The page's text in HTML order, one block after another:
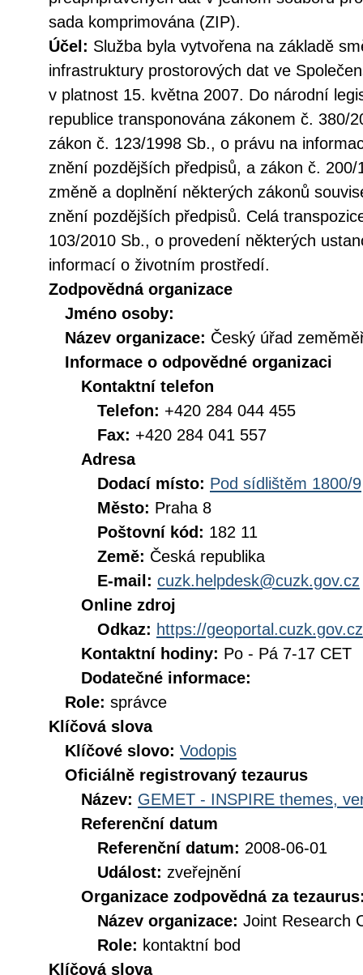
sada komprimována (ZIP).
Účel: Služba byla vytvořena na základě
infrastruktury prostorových dat ve
v platnost 15. května 2007. Do národní
republice transponována zákonem č. 380/
zákon č. 123/1998 Sb., o právu na
znění pozdějších předpisů, a zákon č.
změně a doplnění některých zákonů
znění pozdějších předpisů. Celá
103/2010 Sb., o provedení některých
informací o životním prostředí.
Zodpovědná organizace
Jméno osoby:
Název organizace: Český úřad
Informace o odpovědné organizaci
Kontaktní telefon
Telefon: +420 284 044 455
Fax: +420 284 041 557
Adresa
Dodací místo: Pod sídlištěm 1800/9
Město: Praha 8
Poštovní kód: 182 11
Země: Česká republika
E-mail: cuzk.helpdesk@cuzk.gov.cz
Online zdroj
Odkaz: https://geoportal.cuzk.gov.cz
Kontaktní hodiny: Po - Pá 7-17 CET
Dodatečné informace:
Role: správce
Klíčová slova
Klíčové slovo: Vodopis
Oficiálně registrovaný tezaurus
Název: GEMET - INSPIRE themes,
Referenční datum
Referenční datum: 2008-06-01
Událost: zveřejnění
Organizace zodpovědná za
Název organizace: Joint Research
Role: kontaktní bod
Klíčová slova